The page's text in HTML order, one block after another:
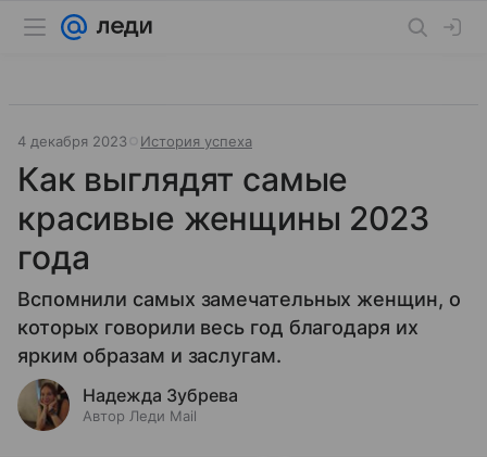
4 декабря 2023 История успеха
Как выглядят самые
красивые женщины 2023
года
Вспомнили самых замечательных женщин, о
которых говорили весь год благодаря их
ярким образам и заслугам.
Надежда Зубрева
Автор Леди Mail